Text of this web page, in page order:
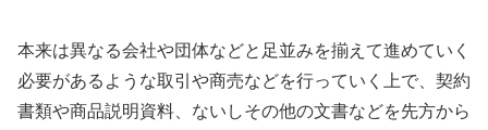
本来は異なる会社や団体などと足並みを揃えて進めていく
必要があるような取引や商売などを行っていく上で、契約
書類や商品説明資料、ないしその他の文書などを先方から